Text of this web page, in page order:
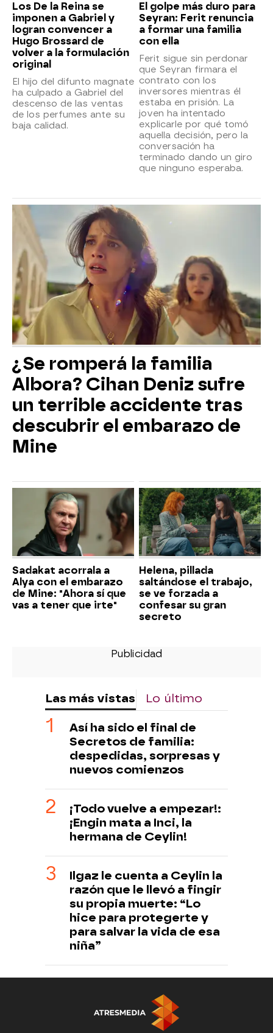
Los De la Reina se
imponen a Gabriel y
logran convencer a
Hugo Brossard de
volver a la formulación
original
El hijo del difunto magnate
ha culpado a Gabriel del
descenso de las ventas
de los perfumes ante su
baja calidad.
El golpe más duro para
Seyran: Ferit renuncia
a formar una familia
con ella
Ferit sigue sin perdonar
que Seyran firmara el
contrato con los
inversores mientras él
estaba en prisión. La
joven ha intentado
explicarle por qué tomó
aquella decisión, pero la
conversación ha
terminado dando un giro
que ninguno esperaba.
¿Se romperá la familia
Albora? Cihan Deniz sufre
un terrible accidente tras
descubrir el embarazo de
Mine
Sadakat acorrala a
Alya con el embarazo
de Mine: "Ahora sí que
vas a tener que irte"
Helena, pillada
saltándose el trabajo,
se ve forzada a
confesar su gran
secreto
Las más vistas Lo último
Así ha sido el final de
Secretos de familia:
despedidas, sorpresas y
nuevos comienzos
¡Todo vuelve a empezar!:
¡Engin mata a Inci, la
hermana de Ceylin!
Ilgaz le cuenta a Ceylin la
razón que le llevó a fingir
su propia muerte: “Lo
hice para protegerte y
para salvar la vida de esa
niña”